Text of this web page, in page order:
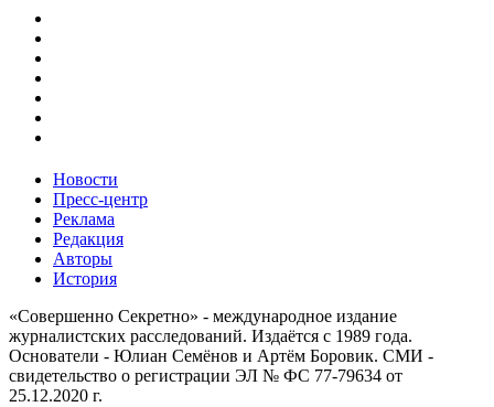
Новости
Пресс-центр
Реклама
Редакция
Авторы
История
«Совершенно Секретно» - международное издание
журналистских расследований. Издаётся с 1989 года.
Основатели - Юлиан Семёнов и Артём Боровик. CМИ -
свидетельство о регистрации ЭЛ № ФС 77-79634 от
25.12.2020 г.